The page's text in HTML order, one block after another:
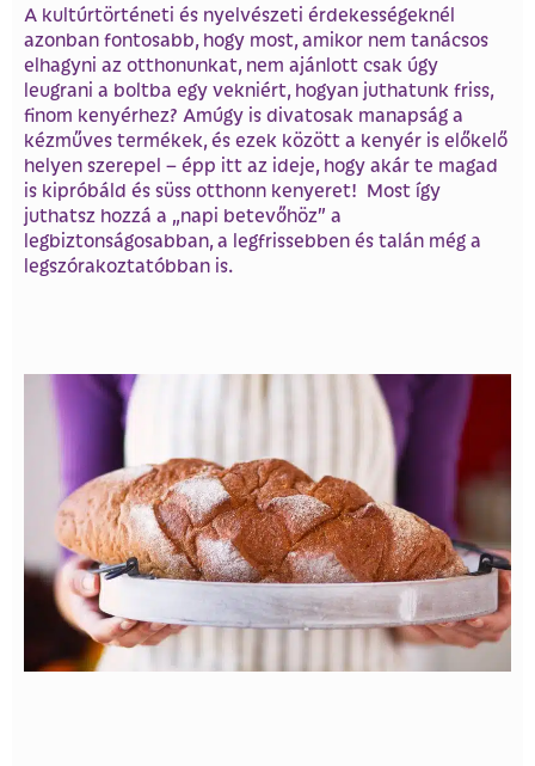
A kultúrtörténeti és nyelvészeti érdekességeknél
azonban fontosabb, hogy most, amikor nem tanácsos
elhagyni az otthonunkat, nem ajánlott csak úgy
leugrani a boltba egy vekniért, hogyan juthatunk friss,
finom kenyérhez? Amúgy is divatosak manapság a
kézműves termékek, és ezek között a kenyér is előkelő
helyen szerepel – épp itt az ideje, hogy akár te magad
is kipróbáld és süss otthonn kenyeret! Most így
juthatsz hozzá a „napi betevőhöz” a
legbiztonságosabban, a legfrissebben és talán még a
legszórakoztatóbban is.